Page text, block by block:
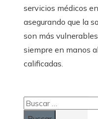
servicios médicos
asegurando que la
son más
siempre en manos
calificadas.
Buscar: